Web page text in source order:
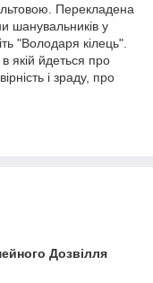
Перекладена
шанувальників у
"Володаря кілець".
якій йдеться про
і зраду, про
Дозвілля